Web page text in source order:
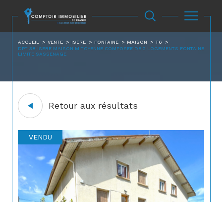
ACCUEIL VENTE ISERE FONTAINE MAISON
T6
DPT 38 ISERE MAISON MITOYENNE COMPOSEE DE 2 LOGEMENTS FONTAINE
LIMITE SASSENAGE
Retour aux résultats
VENDU